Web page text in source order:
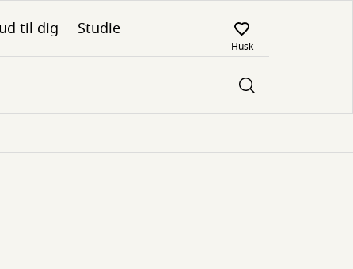
til dig Studie
Husk